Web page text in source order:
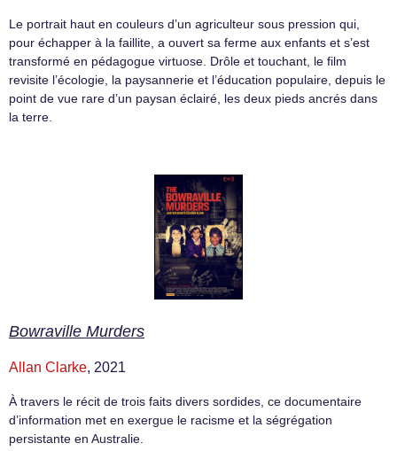
Le portrait haut en couleurs d’un agriculteur sous pression qui,
pour échapper à la faillite, a ouvert sa ferme aux enfants et s’est
transformé en pédagogue virtuose. Drôle et touchant, le film
revisite l’écologie, la paysannerie et l’éducation populaire, depuis le
point de vue rare d’un paysan éclairé, les deux pieds ancrés dans
la terre.
Bowraville Murders
Allan Clarke, 2021
À travers le récit de trois faits divers sordides, ce documentaire
d’information met en exergue le racisme et la ségrégation
persistante en Australie.